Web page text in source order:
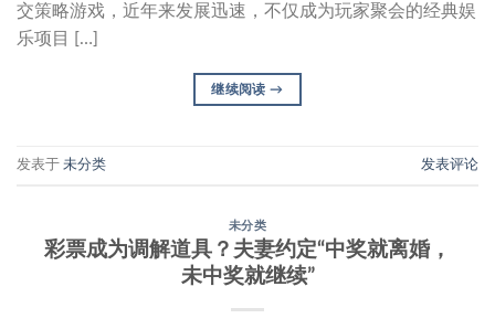
交策略游戏，近年来发展迅速，不仅成为玩家聚会的经典娱
乐项目 […]
继续阅读→
发表于 未分类 发表评论
未分类
彩票成为调解道具？夫妻约定“中奖就离婚，
未中奖就继续”